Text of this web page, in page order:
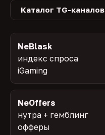
Каталог TG-каналов
NeBlask
индекс спроса
iGaming
NeOffers
нутра + гемблинг
офферы